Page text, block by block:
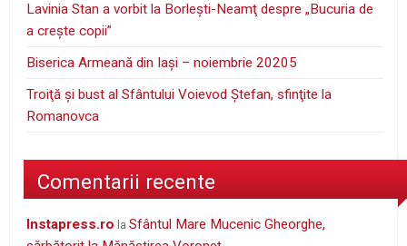
Lavinia Stan a vorbit la Borleşti-Neamţ despre „Bucuria de
a creşte copii”
Biserica Armeană din Iași – noiembrie 20205
Troiţă şi bust al Sfântului Voievod Ştefan, sfinţite la
Romanovca
Comentarii recente
instapress.ro laSfântul Mare Mucenic Gheorghe,